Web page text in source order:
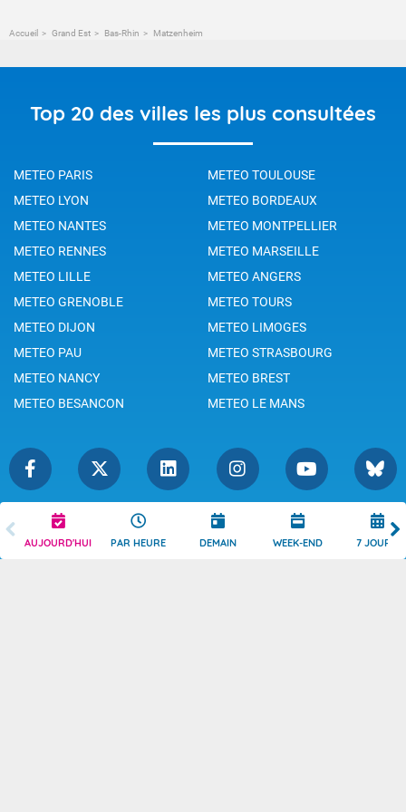
AUJOURD'HUI PAR HEURE DEMAIN WEEK-END 7 JOURS
Accueil Grand Est Bas-Rhin Matzenheim
Top 20 des villes les plus consultées
METEO PARIS
METEO TOULOUSE
METEO LYON
METEO BORDEAUX
METEO NANTES
METEO MONTPELLIER
METEO RENNES
METEO MARSEILLE
METEO LILLE
METEO ANGERS
METEO GRENOBLE
METEO TOURS
METEO DIJON
METEO LIMOGES
METEO PAU
METEO STRASBOURG
METEO NANCY
METEO BREST
METEO BESANCON
METEO LE MANS